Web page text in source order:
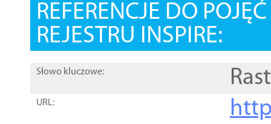
REFERENCJE DO
REJESTRU INSPIRE:
Słowo kluczowe:
URL: